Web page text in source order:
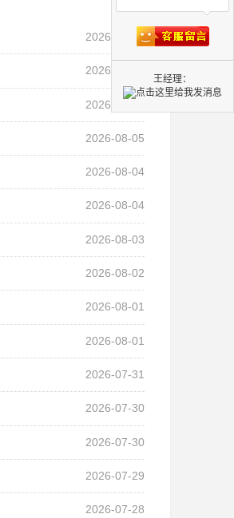
2026-08-07
2026-08-06
2026-08-06
2026-08-05
2026-08-04
2026-08-04
2026-08-03
2026-08-02
2026-08-01
2026-08-01
2026-07-31
2026-07-30
2026-07-30
2026-07-29
2026-07-28
王经理：